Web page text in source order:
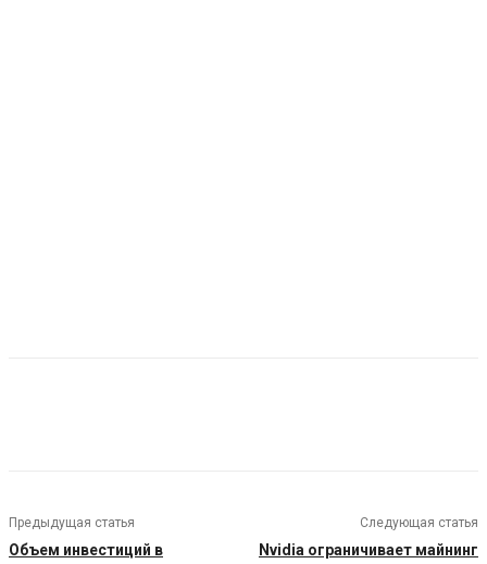
Предыдущая статья
Объем инвестиций в
Следующая статья
Nvidia ограничивает майнинг